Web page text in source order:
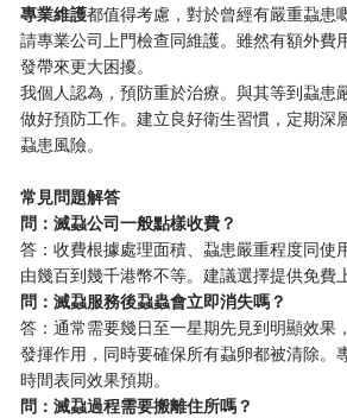
​專業維護​都值得考慮，對於曾經有嚴重蝨患
請專業公司上門檢查同維護。雖然有額外費
發帶來更大困擾。
我個人認為，預防重於治療。與其等到蝨患
做好預防工作。建立良好衛生習慣，定期深
蝨患風險。
​常見問題解答​
​問：滅蝨公司一般點樣收費？​
答：收費根據處理面積、蝨患嚴重程度同使
由幾百到幾千港幣不等。建議選擇提供免費
​問：滅蝨服務後蝨蟲會立即消失嗎？​
答：通常需要幾日至一星期先見到明顯效果
發揮作用，同時要確保所有蝨卵都被清除。
時間表同效果預期。
​問：滅蝨過程需要搬離住所嗎？​